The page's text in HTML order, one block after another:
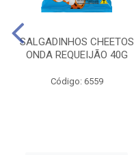
SALGADINHOS CHEETOS
ONDA REQUEIJÃO 40G
Código: 6559